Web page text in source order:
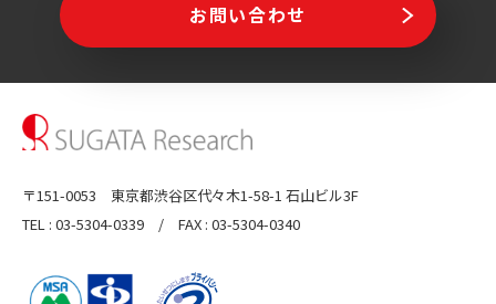
お問い合わせ
〒151-0053 東京都渋谷区代々木1-58-1 石山ビル3F
TEL : 03-5304-0339 / FAX : 03-5304-0340